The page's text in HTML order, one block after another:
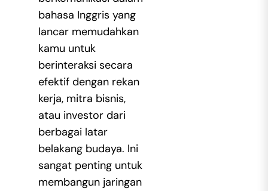
bahasa Inggris yang
lancar memudahkan
kamu untuk
berinteraksi secara
efektif dengan rekan
kerja, mitra bisnis,
atau investor dari
berbagai latar
belakang budaya. Ini
sangat penting untuk
membangun jaringan